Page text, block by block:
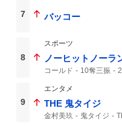
7 バッコー
8
スポーツ
ノーヒットノーラ
コールド 10奪三振
9
エンタメ
THE 鬼タイジ
金村美玖 鬼タイジ